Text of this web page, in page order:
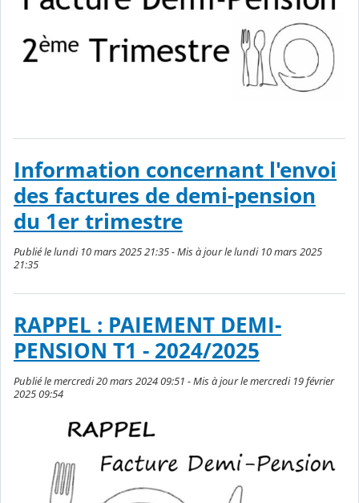
Information concernant l'envoi
des factures de demi-pension
du 1er trimestre
Publié le lundi 10 mars 2025 21:35 - Mis à jour le lundi 10 mars 2025
21:35
RAPPEL : PAIEMENT DEMI-
PENSION T1 - 2024/2025
Publié le mercredi 20 mars 2024 09:51 - Mis à jour le mercredi 19 février
2025 09:54